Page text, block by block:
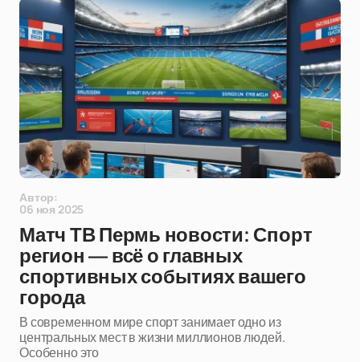
Автор:
06 ноя 2025
Матч ТВ Пермь новости: Спорт
регион — всё о главных
спортивных событиях вашего
города
В современном мире спорт занимает одно из
центральных мест в жизни миллионов людей.
Особенно это